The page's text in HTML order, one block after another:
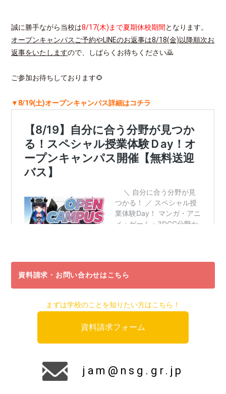
誠に勝手ながら当校は8/17(木)まで夏期休校期間 となります。
オープンキャンパスご予約やLINEのお返事は8/18(金)以降順次お
返事をいたしますので、しばらくお待ちください🙇
ご参加お待ちしております🌻
▼8/19(土)オープンキャンパス詳細はコチラ
資料請求・お問い合わせはこちら
まずは学校のことを知りたい方はこちら！
資料請求フォーム
jam@nsg.gr.jp